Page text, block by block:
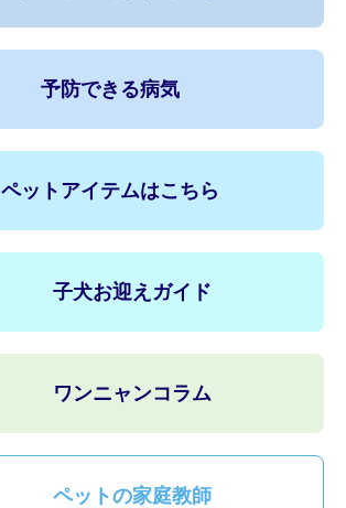
予防できる病気
ペットアイテムはこちら
子犬お迎えガイド
ワンニャンコラム
ペットの家庭教師